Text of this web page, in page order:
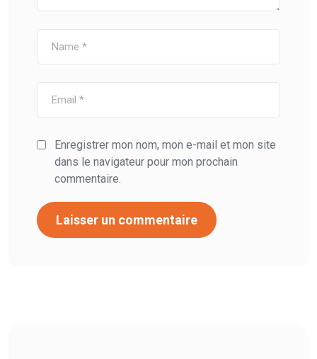
Enregistrer mon nom, mon e-mail et mon site
dans le navigateur pour mon prochain
commentaire.